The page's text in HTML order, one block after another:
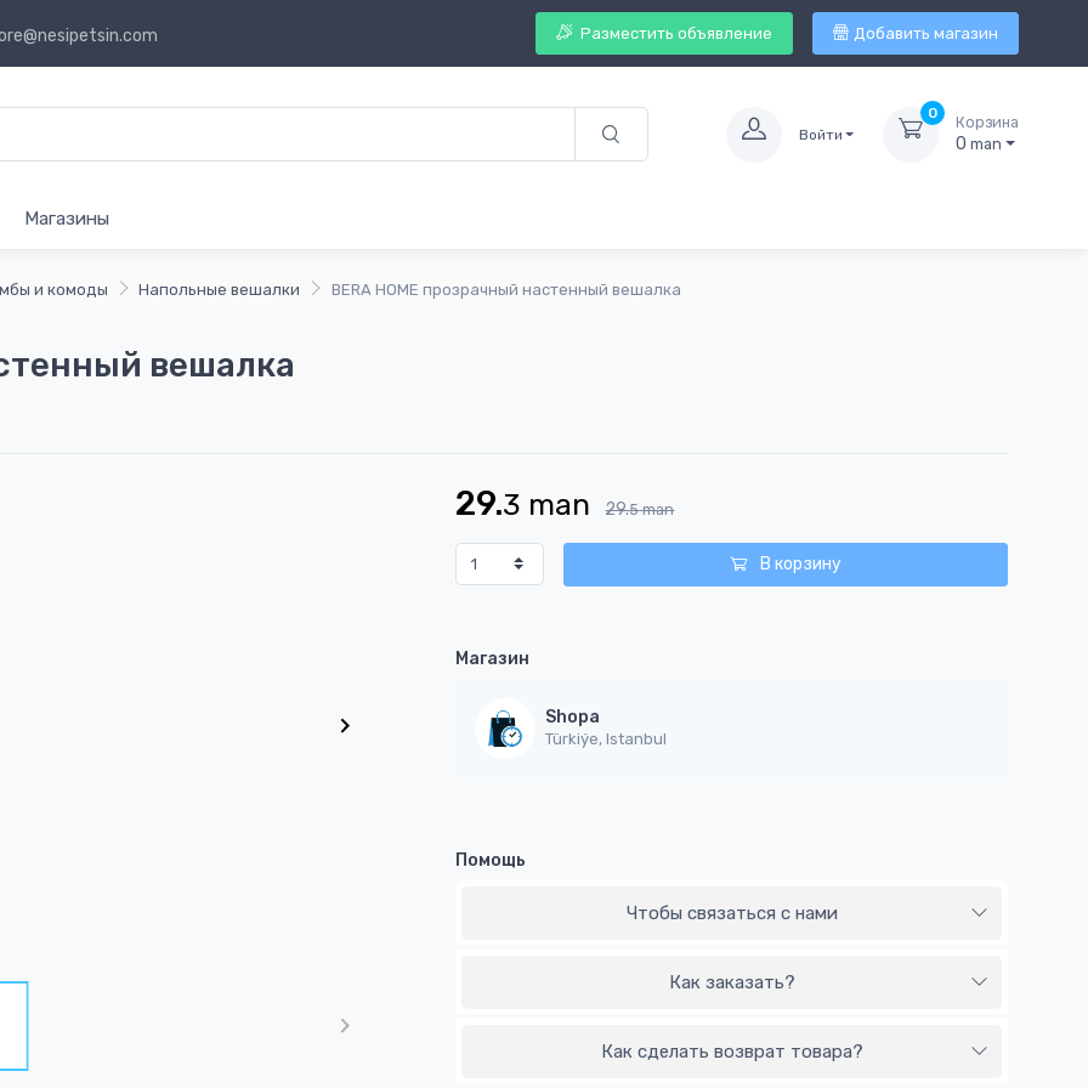
Разместить объявление Добавить магазин
Войти
0
Корзина
0 man
Магазины
и комоды Напольные вешалки BERA HOME прозрачный настенный вешалка
вешалка
29.3 man 29.5 man
В корзину
Магазин
Shopa
Türkiýe, Istanbul
Помощь
Чтобы связаться с нами
Как заказать?
Как сделать возврат товара?